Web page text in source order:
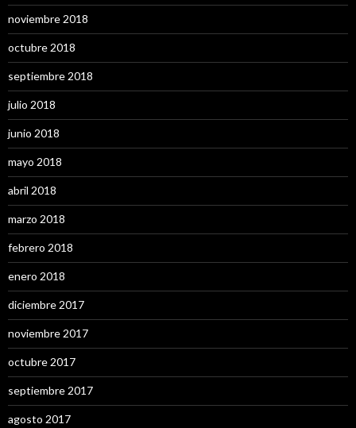
noviembre 2018
octubre 2018
septiembre 2018
julio 2018
junio 2018
mayo 2018
abril 2018
marzo 2018
febrero 2018
enero 2018
diciembre 2017
noviembre 2017
octubre 2017
septiembre 2017
agosto 2017